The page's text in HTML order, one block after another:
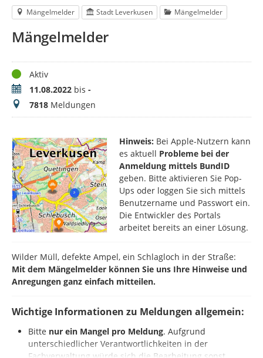
Mängelmelder Stadt Leverkusen Mängelmelder
Mängelmelder
StatusAktiv
Zeitraum11.08.2022 bis -
Meldungen
7818 Meldungen
Hinweis: Bei Apple-Nutzern kann
es aktuell Probleme bei der
Anmeldung mittels BundID
geben. Bitte aktivieren Sie Pop-
Ups oder loggen Sie sich mittels
Benutzername und Passwort ein.
Die Entwickler des Portals
arbeitet bereits an einer Lösung.
Wilder Müll, defekte Ampel, ein Schlagloch in der Straße:
Mit dem Mängelmelder können Sie uns Ihre Hinweise und
Anregungen ganz einfach mitteilen.
Wichtige Informationen zu Meldungen allgemein:
Bitte nur ein Mangel pro Meldung. Aufgrund
unterschiedlicher Verantwortlichkeiten in der